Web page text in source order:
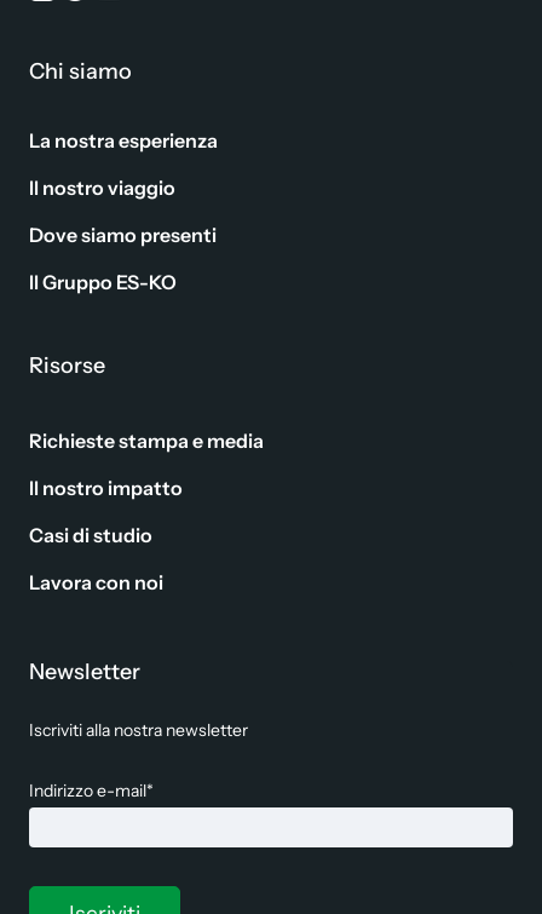
Chi siamo
La nostra esperienza
Il nostro viaggio
Dove siamo presenti
Il Gruppo ES-KO
Risorse
Richieste stampa e media
Il nostro impatto
Casi di studio
Lavora con noi
Newsletter
Iscriviti alla nostra newsletter
Indirizzo e-mail*